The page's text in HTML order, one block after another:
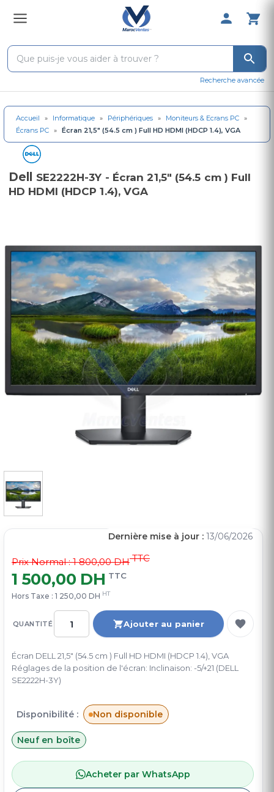
0 Produit
Recherche avancée
Accueil » Informatique » Périphériques » Moniteurs & Ecrans PC »
Écrans PC » Écran 21,5" (54.5 cm ) Full HD HDMI (HDCP 1.4), VGA
Dell
SE2222H-3Y - Écran 21,5" (54.5 cm ) Full
HD HDMI (HDCP 1.4), VGA
QUANTITÉ Ajouter au panier
Prix Normal :1 800,00 DHTTC
1 500,00 DH TTC
Hors Taxe : 1 250,00 DH HT
Écran DELL 21,5" (54.5 cm ) Full HD HDMI (HDCP 1.4), VGA
Réglages de la position de l'écran: Inclinaison: -5/+21 (DELL
SE2222H-3Y)
Disponibilité : Non disponible
Dernière mise à jour : 13/06/2026
Neuf en boîte
Acheter par WhatsApp